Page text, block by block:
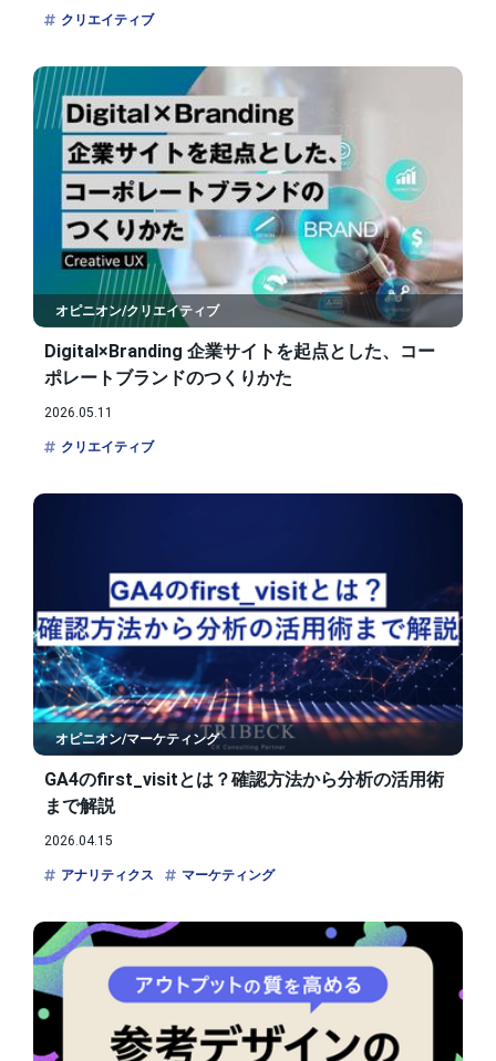
クリエイティブ
オピニオン/クリエイティブ
Digital×Branding 企業サイトを起点とした、コー
ポレートブランドのつくりかた
2026.05.11
クリエイティブ
オピニオン/マーケティング
GA4のfirst_visitとは？確認方法から分析の活用術
まで解説
2026.04.15
アナリティクス マーケティング